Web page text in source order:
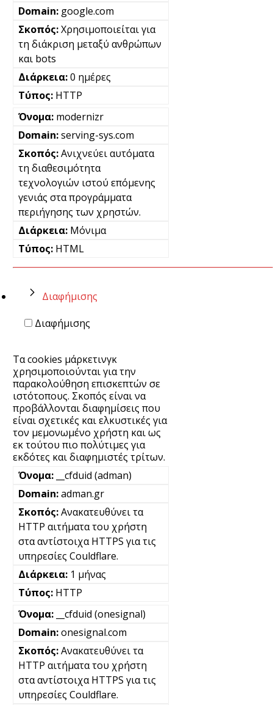
google.com
Χρησιμοποιείται για
τη διάκριση μεταξύ ανθρώπων
και bots
0 ημέρες
HTTP
modernizr
serving-sys.com
Ανιχνεύει αυτόματα
τη διαθεσιμότητα
τεχνολογιών ιστού επόμενης
γενιάς στα προγράμματα
περιήγησης των χρηστών.
Μόνιμα
HTML
Διαφήμισης
Διαφήμισης
Τα cookies μάρκετινγκ
χρησιμοποιούνται για την
παρακολούθηση επισκεπτών σε
ιστότοπους. Σκοπός είναι να
προβάλλονται διαφημίσεις που
είναι σχετικές και ελκυστικές για
τον μεμονωμένο χρήστη και ως
εκ τούτου πιο πολύτιμες για
εκδότες και διαφημιστές τρίτων.
__cfduid (adman)
adman.gr
Ανακατευθύνει τα
HTTP αιτήματα του χρήστη
στα αντίστοιχα HTTPS για τις
υπηρεσίες Couldflare.
1 μήνας
HTTP
__cfduid (onesignal)
onesignal.com
Ανακατευθύνει τα
HTTP αιτήματα του χρήστη
στα αντίστοιχα HTTPS για τις
υπηρεσίες Couldflare.